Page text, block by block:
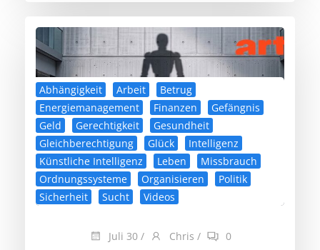
Abhängigkeit Arbeit
Betrug
Energiemanagement
Finanzen
Gefängnis
Geld
Gerechtigkeit
Gesundheit
Gleichberechtigung
Glück
Intelligenz
Künstliche Intelligenz
Leben
Missbrauch
Ordnungssysteme
Organisieren
Politik
Sicherheit
Sucht Videos
Juli 30 / Chris / 0